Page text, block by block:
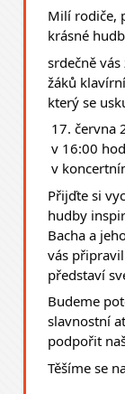
Milí rodiče,
krásné
srdečně
žáků
který se
17. června
v 16:00
v
Přijďte si
hudby
Bacha a
vás
představí
Budeme
slavnostní
podpořit
Těšíme se